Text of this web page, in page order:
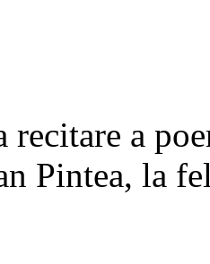
recitare a
Pintea, la